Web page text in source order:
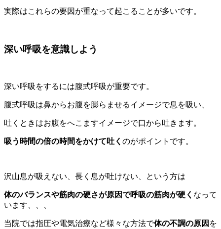
実際はこれらの要因が重なって起こることが多いです。
深い呼吸を意識しよう
深い呼吸をするには腹式呼吸が重要です。
腹式呼吸は鼻からお腹を膨らませるイメージで息を吸い、
吐くときはお腹をへこますイメージで口から吐きます。
吸う時間の倍の時間をかけて吐く のがポイントです。
沢山息が吸えない、長く息が吐けない、という方は
体のバランスや筋肉の硬さが原因で呼吸の筋肉が硬く なって
います、、、
当院では指圧や電気治療など様々な方法で体の不調の原因 を